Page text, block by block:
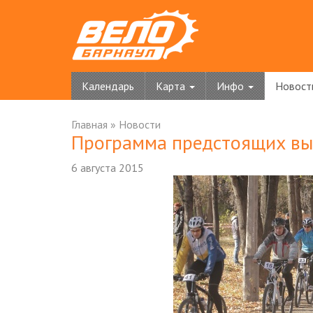
Календарь Карта Инфо
Главная » Новости
Программа предстоящих
6 августа 2015